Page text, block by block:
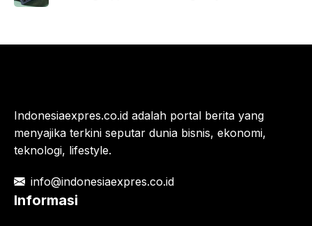
Indonesiaexpres.co.id adalah portal berita yang
menyajika terkini seputar dunia bisnis, ekonomi,
teknologi, lifestyle.
info@indonesiaexpres.co.id
Informasi